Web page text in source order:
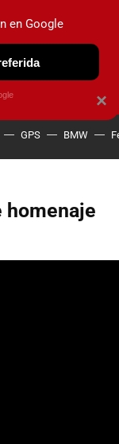
GPS BMW
homenaje
×
en Google